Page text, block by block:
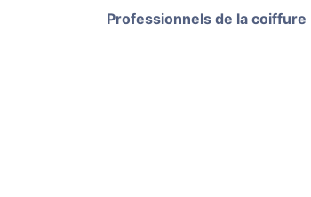
Professionnels de la coiffure